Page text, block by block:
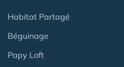
Habitat Partagé
Béguinage
Papy Loft